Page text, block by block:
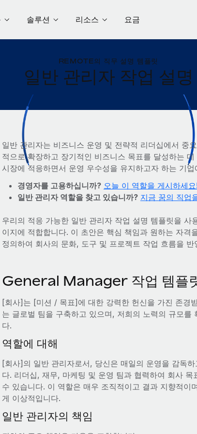
솔루션 리소스 요금
REMOTE의 직무 설명 템플릿
일반 관리자 작업 설명
일반 관리자는 비즈니스 운영 및 전략적 리더십에서 중
적으로 확장하고 장기적인 비즈니스 목표를 달성하는
시장에 적응하면서 운영 우수성을 유지하고자 하는 기업
경영자를 고용하십니까? 오늘 이 역할을 게시하세
일반 관리자 역할을 찾고 있습니까? 지금 꿈의 직업
우리의 적응 가능한 일반 관리자 작업 설명 템플릿을
이지에 적합합니다. 이 초안은 핵심 책임과 원하는 자
정의하여 회사의 문화, 도구 및 프로젝트 작업 흐름을
General Manager 작업 템플
[회사]는 [미션 / 목표]에 대한 강력한 헌신을 가진 존경
는 글로벌 팀을 구축하고 있으며, 저희의 노력의 규모
다.
역할에 대해
[회사]의 일반 관리자로서, 당신은 매일의 운영을 감독
다. 리더십, 재무, 마케팅 및 운영 팀과 협력하여 회사
수 있습니다. 이 역할은 매우 조직적이고 결과 지향적
게 이상적입니다.
일반 관리자의 책임